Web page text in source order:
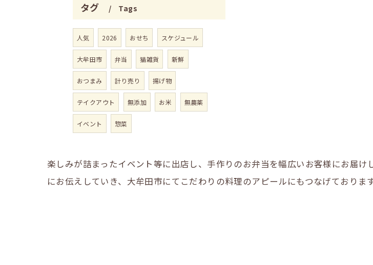
タグ Tags
人気 2026 おせち スケジュール
大牟田市 弁当 猫雑貨 新鮮
おつまみ 計り売り 揚げ物
テイクアウト 無添加 お米 無農薬
イベント 惣菜
楽しみが詰まったイベント等に出店し、手作りのお弁当を幅広いお客様にお届
にお伝えしていき、大牟田市にてこだわりの料理のアピールにもつなげております